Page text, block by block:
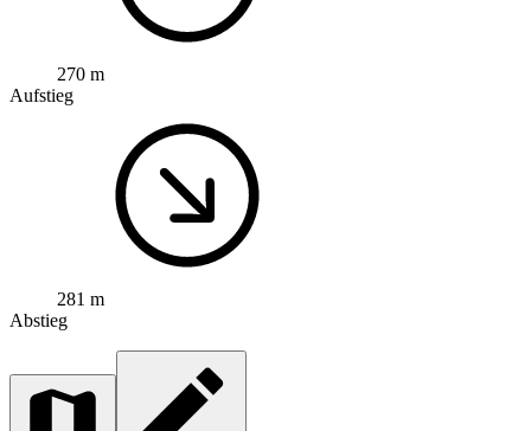
270 m
Aufstieg
281 m
Abstieg